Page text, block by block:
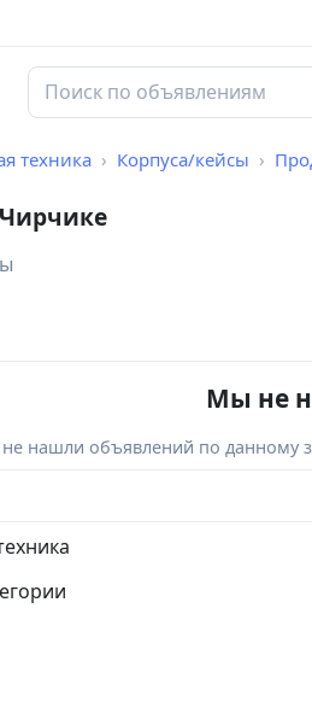
техника Корпуса/кейсы
Мы не
нашли объявлений по данному